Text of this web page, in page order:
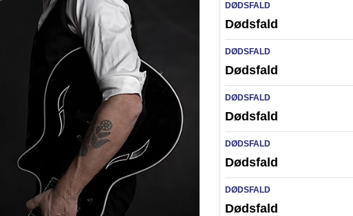
DØDSFALD
Dødsfald
DØDSFALD
Dødsfald
DØDSFALD
Dødsfald
DØDSFALD
Dødsfald
DØDSFALD
Dødsfald